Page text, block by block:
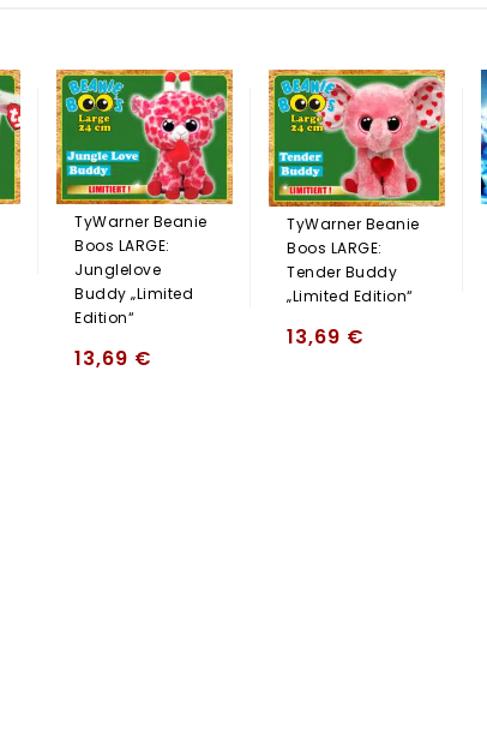
TyWarner Beanie
Boos LARGE:
Junglelove
Buddy „limited
Edition“
13,69 €
TyWarner Beanie
Boos LARGE:
Tender Buddy
„limited Edition“
13,69 €